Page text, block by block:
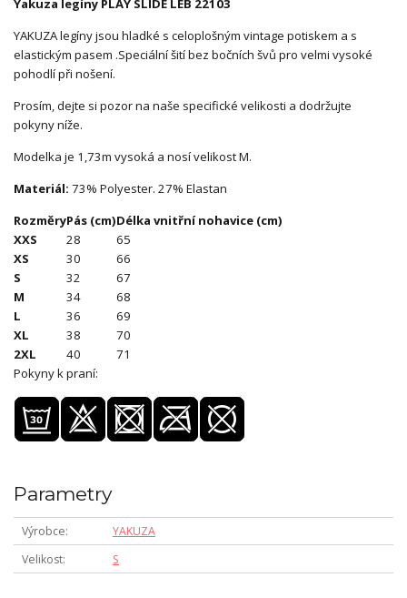
Yakuza legíny PLAY SLIDE LEB 22103
YAKUZA legíny jsou hladké s celoplošným vintage potiskem a s
elastickým pasem .Speciální šití bez bočních švů pro velmi vysoké
pohodlí při nošení.
Prosím, dejte si pozor na naše specifické velikosti a dodržujte
pokyny níže.
Modelka je 1,73m vysoká a nosí velikost M.
Materiál: 73% Polyester. 27% Elastan
RozměryPás (cm)Délka vnitřní nohavice (cm)
XXS
28
65
XS
30
66
S
32
67
M
34
68
L
36
69
XL
38
70
2XL
40
71
Pokyny k praní:
Parametry
Výrobce
YAKUZA
Velikost
S